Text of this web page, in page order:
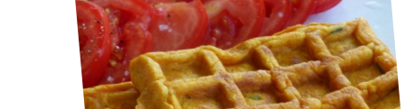
champignons